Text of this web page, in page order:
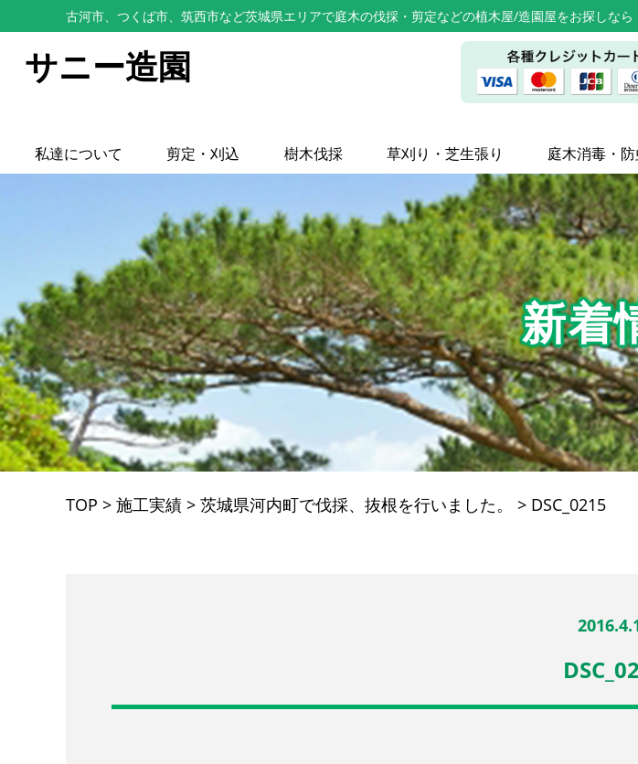
古河市、つくば市、筑西市など茨城県エリアで庭木の伐採・剪定などの植木屋/造園屋をお探しな
サニー造園
私達について 剪定・刈込 樹木伐採 草刈り・芝生張り 庭木消毒・
新着
TOP > 施工実績 > 茨城県河内町で伐採、抜根を行いました。 > DSC_0215